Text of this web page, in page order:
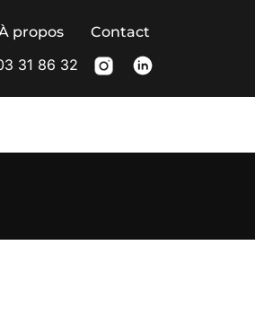
propos Contact
31 86 32